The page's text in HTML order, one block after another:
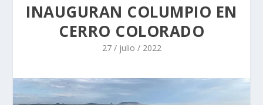
INAUGURAN COLUMPIO EN
CERRO COLORADO
27 / julio / 2022